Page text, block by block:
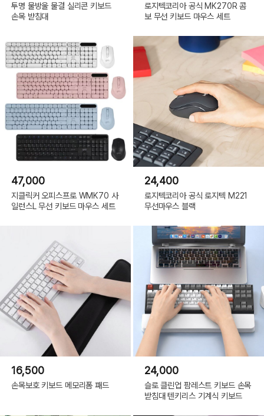
투명 물방울 물결 실리콘 키보드
손목 받침대
로지텍코리아 공식 MK270R 콤
보 무선 키보드 마우스 세트
47,000
지클릭커 오피스프로 WMK70 사
일런스L 무선 키보드 마우스 세트
24,400
로지텍코리아 공식 로지텍 M221
무선마우스 블랙
16,500
손목보호 키보드 메모리폼 패드
24,000
슬로 클린업 팜레스트 키보드 손목
받침대 텐키리스 기계식 키보드